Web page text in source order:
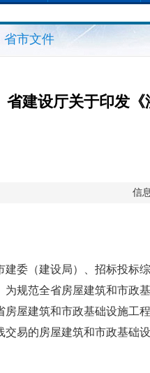
省市文件
省建设厅关于印发《
信
建委（建设局）、招标投标
范全省房屋建筑和市政基
房屋建筑和市政基础设施工
交易的房屋建筑和市政基础